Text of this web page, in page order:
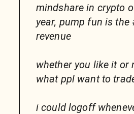
mindshare in crypto
year, pump fun is the
revenue
whether you like it or
what ppl want to
i could logoff